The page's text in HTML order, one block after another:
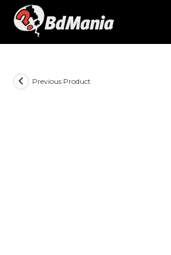
content
Previous Product